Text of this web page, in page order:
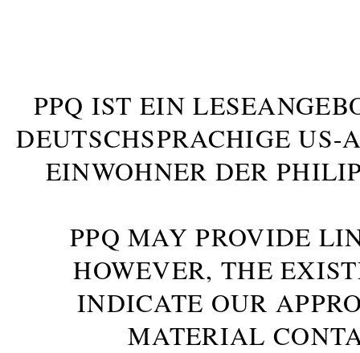
PPQ IST EIN
DEUTSCHSPRACHIGE US-
INWOHNER DER
PPQ MAY PROVIDE
HOWEVER, THE
INDICATE OUR
MATERIAL